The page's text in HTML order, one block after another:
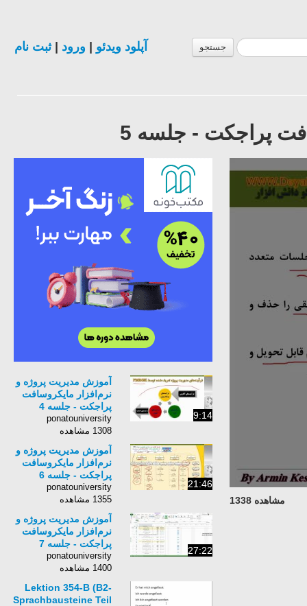
جستجو آپلود ویدئو ورود |ثبت نام
پراجکت - جلسه 5
مشاهده 1338
9:14
آموزش مدیریت پروژه و
نرم‌افزار مایکروسافت
پراجکت - جلسه 4
ponatouniversity
1308 مشاهده
21:46
آموزش مدیریت پروژه و
نرم‌افزار مایکروسافت
پراجکت - جلسه 6
ponatouniversity
1355 مشاهده
27:22
آموزش مدیریت پروژه و
نرم‌افزار مایکروسافت
پراجکت - جلسه 7
ponatouniversity
1400 مشاهده
Lektion 354-B (B2-
Sprachbausteine Teil